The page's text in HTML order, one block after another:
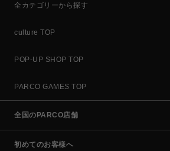
全カテゴリーから探す
culture TOP
POP-UP SHOP TOP
PARCO GAMES TOP
全国のPARCO店舗
初めてのお客様へ